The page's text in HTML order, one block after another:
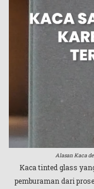
Alasan Kaca
Kaca tinted glass
pemburaman dari